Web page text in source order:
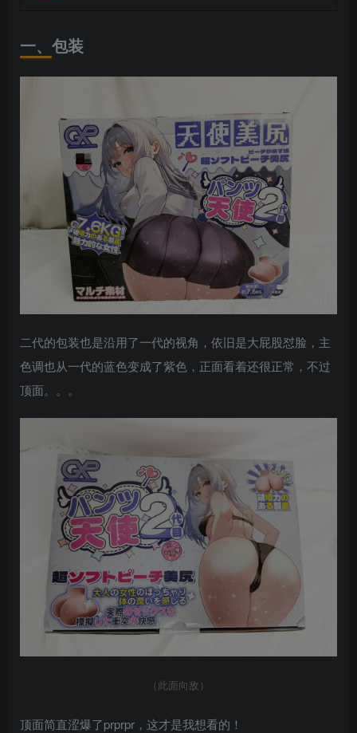
一、包装
二代的包装也是沿用了一代的视角，依旧是大屁股怼脸，主
色调也从一代的蓝色变成了紫色，正面看着还很正常，不过
顶面。。。
（此面向敌）
顶面简直涩爆了prprpr，这才是我想看的！